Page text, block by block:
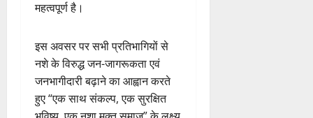
महत्वपूर्ण है।
इस अवसर पर सभी प्रतिभागियों से
नशे के विरुद्ध जन-जागरूकता एवं
जनभागीदारी बढ़ाने का आह्वान करते
हुए “एक साथ संकल्प, एक सुरक्षित